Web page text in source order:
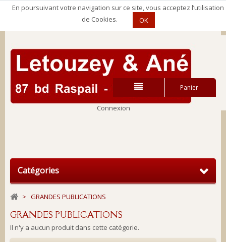
Connexion
Panier
Catégories
Connexion
> GRANDES PUBLICATIONS
GRANDES PUBLICATIONS
Il n'y a aucun produit dans cette catégorie.
En poursuivant votre navigation sur ce site, vous acceptez l’utilisation
de Cookies.
OK